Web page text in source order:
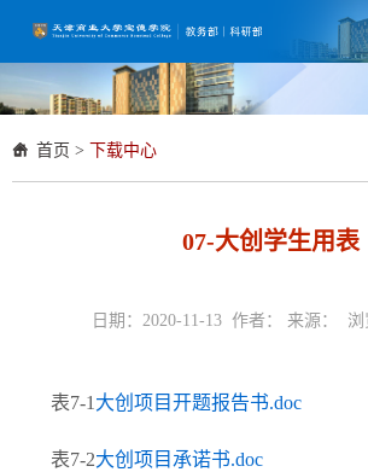
首页 > 下载中心
07-大创学生用表
日期：2020-11-13 作者： 来源： 浏
表7-1 大创项目开题报告书.doc
表7-2大创项目承诺书.doc